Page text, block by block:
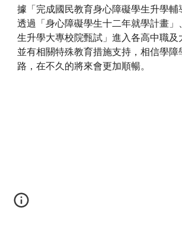
據「完成國民教育身心障礙學生升學
透過「身心障礙學生十二年就學計畫
生升學大專校院甄試」進入各高中職及
並有相關特殊教育措施支持，相信學障
路，在不久的將來會更加順暢。